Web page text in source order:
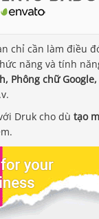
chỉ cần làm điều
năng và tính
Phông chữ
Druk cho dù tạo